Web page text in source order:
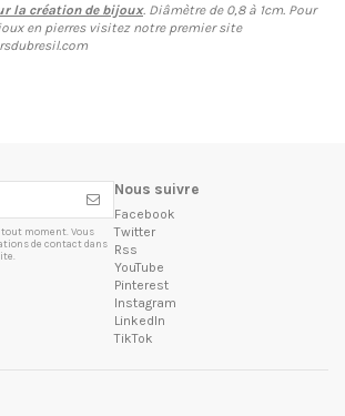
la création de bijoux. Diâmètre de 0,8 à 1cm. Pour
en pierres visitez notre premier site
moment. Vous
de contact dans
Nous suivre
Facebook
Twitter
Rss
YouTube
Pinterest
Instagram
LinkedIn
TikTok